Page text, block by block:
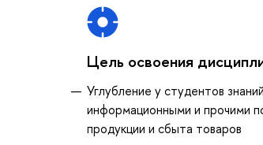
Цель освоения
Углубление у студентов
информационными и прочими
продукции и сбыта товаров